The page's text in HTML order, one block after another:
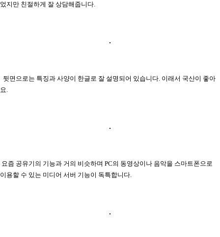
었지만 친절하게 잘 상담해줍니다.
뒷면으로는 특징과 사양이 한글로 잘 설명되어 있습니다. 이래서 국산이 좋아
요.
요즘 공유기의 기능과 거의 비슷하며 PC의 동영상이나 음악을 스마트폰으로
이용할 수 있는 미디어 서버 기능이 독특합니다.